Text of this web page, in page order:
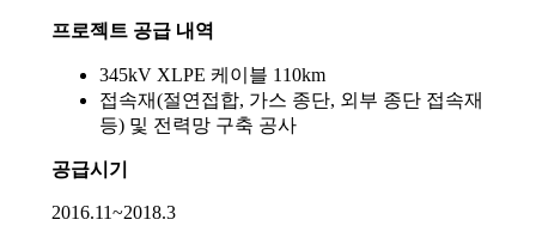
프로젝트 공급 내역
345kV XLPE 케이블 110km
접속재(절연접합, 가스 종단, 외부 종단 접속재
등) 및 전력망 구축 공사
공급시기
2016.11~2018.3